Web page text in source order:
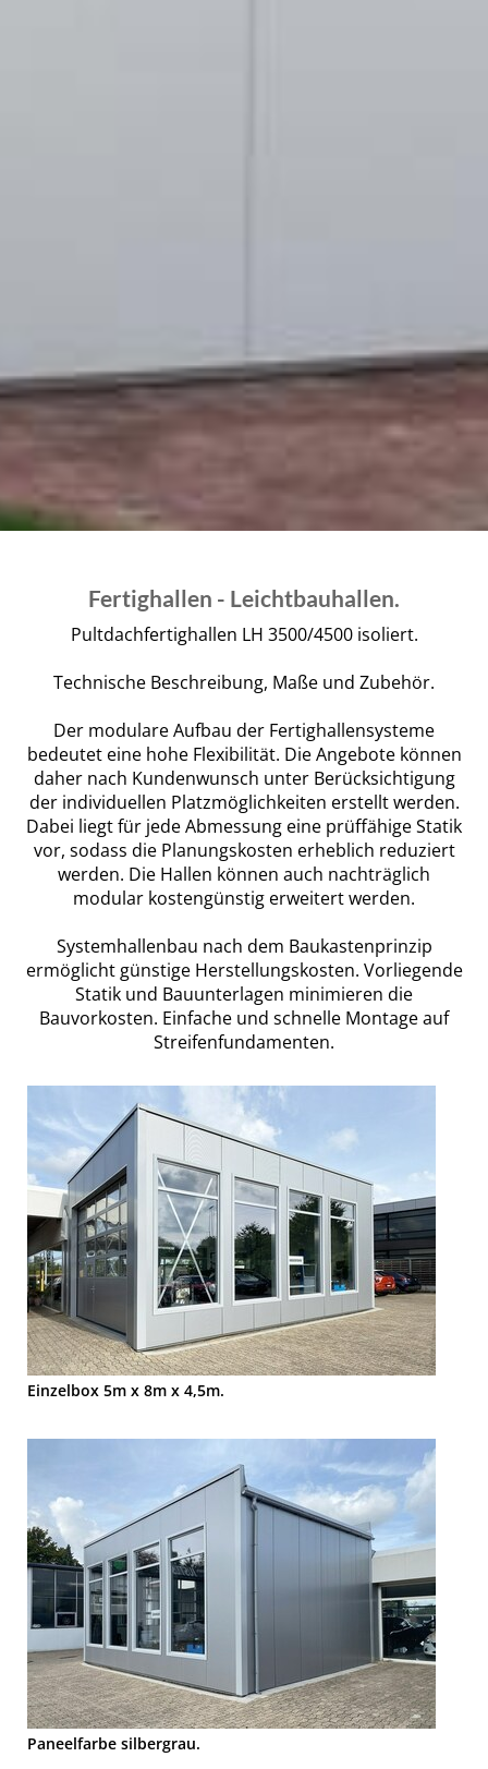
Fertighallen - Leichtbauhallen.
Pultdachfertighallen LH 3500/4500 isoliert.
Technische Beschreibung, Maße und Zubehör.
Der modulare Aufbau der Fertighallensysteme
bedeutet eine hohe Flexibilität. Die Angebote können
daher nach Kundenwunsch unter Berücksichtigung
der individuellen Platzmöglichkeiten erstellt werden.
Dabei liegt für jede Abmessung eine prüffähige Statik
vor, sodass die Planungskosten erheblich reduziert
werden. Die Hallen können auch nachträglich
modular kostengünstig erweitert werden.
Systemhallenbau nach dem Baukastenprinzip
ermöglicht günstige Herstellungskosten. Vorliegende
Statik und Bauunterlagen minimieren die
Bauvorkosten. Einfache und schnelle Montage auf
Streifenfundamenten.
Einzelbox 5m x 8m x 4,5m.
Paneelfarbe silbergrau.